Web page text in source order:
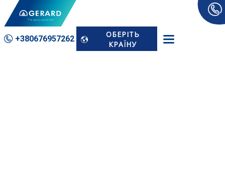
+380676­957262
ОБЕРІТЬ
КРАЇНУ